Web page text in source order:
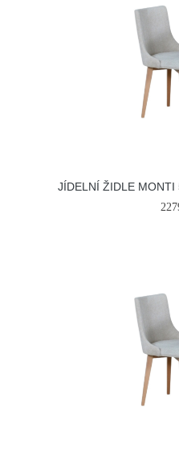
JÍDELNÍ ŽIDLE MONTI